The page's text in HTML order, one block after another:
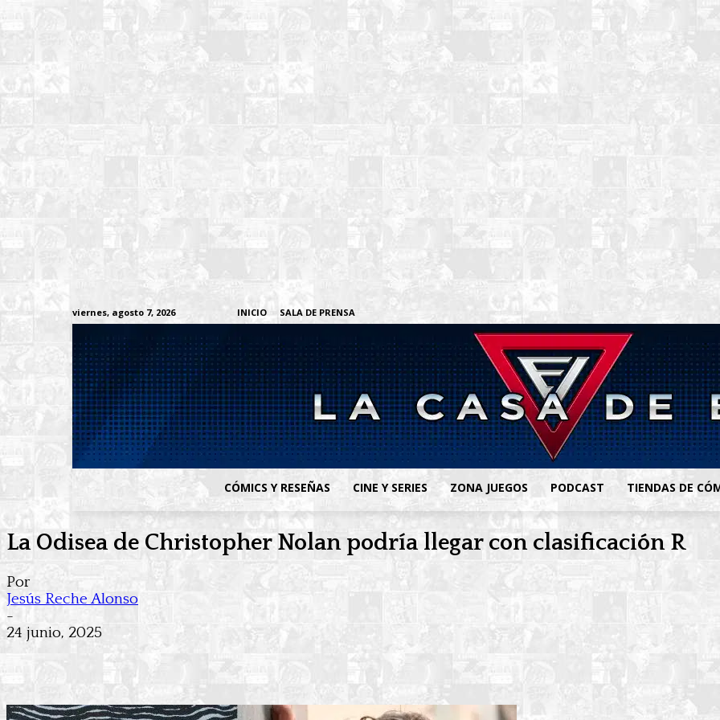
viernes, agosto 7, 2026 INICIO SALA DE PRENSA
CÓMICS Y RESEÑAS CINE Y SERIES ZONA JUEGOS PODCAST TIENDAS DE
La Odisea de Christopher Nolan podría llegar con clasificación R
Por
Jesús Reche Alonso
-
24 junio, 2025